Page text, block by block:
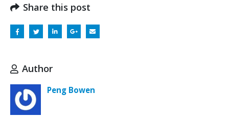
Share this post
Author
Peng Bowen